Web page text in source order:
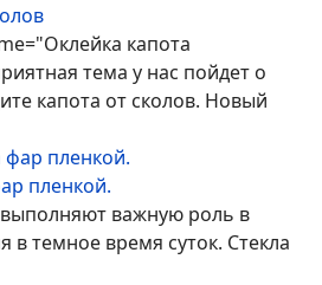
капота
тема у нас пойдет о
капота от сколов. Новый
пленкой.
важную роль в
в темное время суток. Стекла